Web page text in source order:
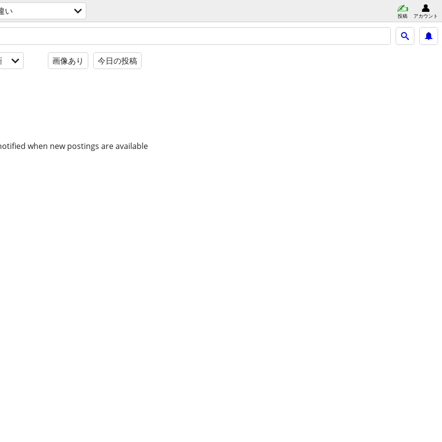
い 投稿 アカウント
画像あり 今日の投稿
when new postings are available